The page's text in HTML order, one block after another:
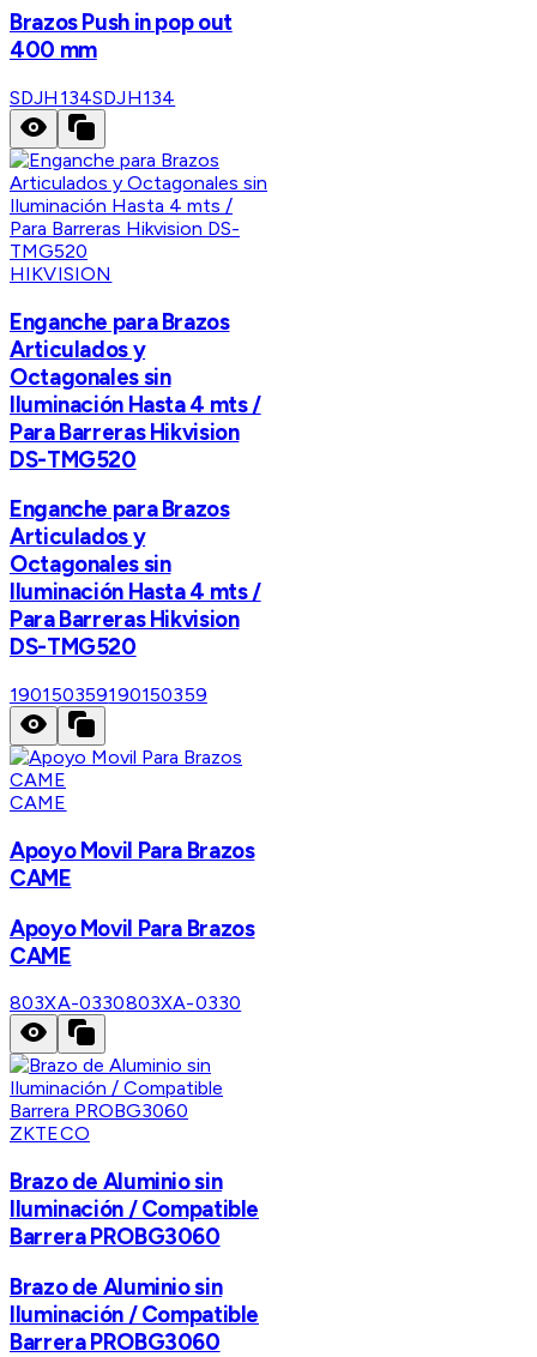
Brazos Push in pop out
400 mm
SDJH134SDJH134
HIKVISION
Enganche para Brazos
Articulados y
Octagonales sin
Iluminación Hasta 4 mts /
Para Barreras Hikvision
DS-TMG520
Enganche para Brazos
Articulados y
Octagonales sin
Iluminación Hasta 4 mts /
Para Barreras Hikvision
DS-TMG520
190150359190150359
CAME
Apoyo Movil Para Brazos
CAME
Apoyo Movil Para Brazos
CAME
803XA-0330803XA-0330
ZKTECO
Brazo de Aluminio sin
Iluminación / Compatible
Barrera PROBG3060
Brazo de Aluminio sin
Iluminación / Compatible
Barrera PROBG3060